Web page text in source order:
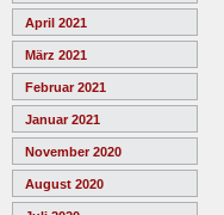
April 2021
März 2021
Februar 2021
Januar 2021
November 2020
August 2020